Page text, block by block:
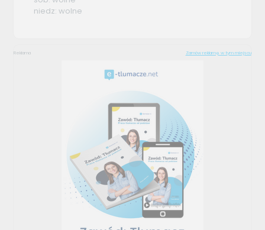
niedz: wolne
Reklama Zamów reklamę w tym miejscu